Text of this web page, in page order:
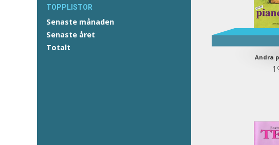
TOPPLISTOR
Senaste månaden
Senaste året
Totalt
Andra